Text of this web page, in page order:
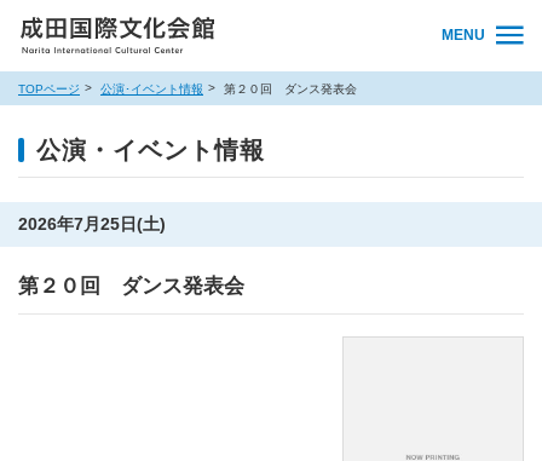
MENU
TOPページ 公演･イベント情報 第２０回 ダンス発表会
公演・イベント情報
2026年7月25日(土)
第２０回 ダンス発表会